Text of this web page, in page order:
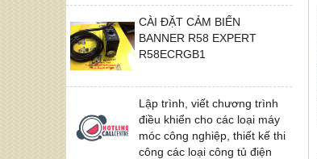
CÀI ĐẶT CẢM BIẾN
BANNER R58 EXPERT
R58ECRGB1
Lập trình, viết chương trình
điều khiển cho các loại máy
móc công nghiệp, thiết kế thi
công các loại công tủ điện